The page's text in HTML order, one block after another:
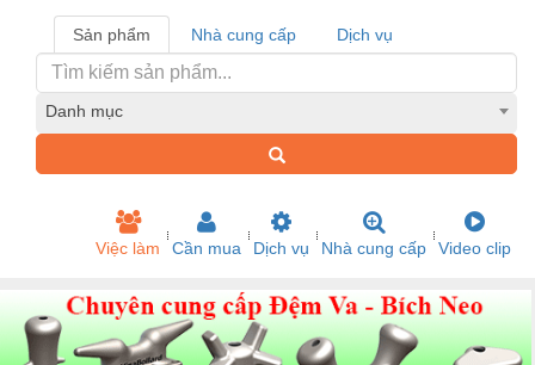
Sản phẩm Nhà cung cấp Dịch vụ
Danh mục
Việc làm Cần mua Dịch vụ Nhà cung cấp Video clip